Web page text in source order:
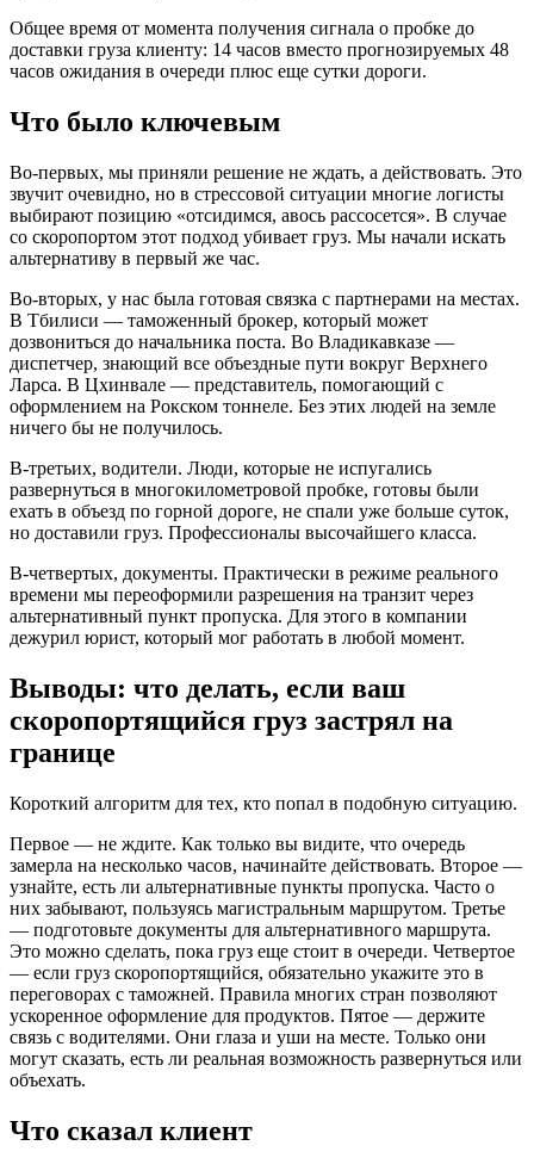
Общее время от момента получения сигнала о пробке до
доставки груза клиенту: 14 часов вместо прогнозируемых 48
часов ожидания в очереди плюс еще сутки дороги.
Что было ключевым
Во-первых, мы приняли решение не ждать, а действовать. Это
звучит очевидно, но в стрессовой ситуации многие логисты
выбирают позицию «отсидимся, авось рассосется». В случае
со скоропортом этот подход убивает груз. Мы начали искать
альтернативу в первый же час.
Во-вторых, у нас была готовая связка с партнерами на местах.
В Тбилиси — таможенный брокер, который может
дозвониться до начальника поста. Во Владикавказе —
диспетчер, знающий все объездные пути вокруг Верхнего
Ларса. В Цхинвале — представитель, помогающий с
оформлением на Рокском тоннеле. Без этих людей на земле
ничего бы не получилось.
В-третьих, водители. Люди, которые не испугались
развернуться в многокилометровой пробке, готовы были
ехать в объезд по горной дороге, не спали уже больше суток,
но доставили груз. Профессионалы высочайшего класса.
В-четвертых, документы. Практически в режиме реального
времени мы переоформили разрешения на транзит через
альтернативный пункт пропуска. Для этого в компании
дежурил юрист, который мог работать в любой момент.
Выводы: что делать, если ваш
скоропортящийся груз застрял на
границе
Короткий алгоритм для тех, кто попал в подобную ситуацию.
Первое — не ждите. Как только вы видите, что очередь
замерла на несколько часов, начинайте действовать. Второе —
узнайте, есть ли альтернативные пункты пропуска. Часто о
них забывают, пользуясь магистральным маршрутом. Третье
— подготовьте документы для альтернативного маршрута.
Это можно сделать, пока груз еще стоит в очереди. Четвертое
— если груз скоропортящийся, обязательно укажите это в
переговорах с таможней. Правила многих стран позволяют
ускоренное оформление для продуктов. Пятое — держите
связь с водителями. Они глаза и уши на месте. Только они
могут сказать, есть ли реальная возможность развернуться или
объехать.
Что сказал клиент